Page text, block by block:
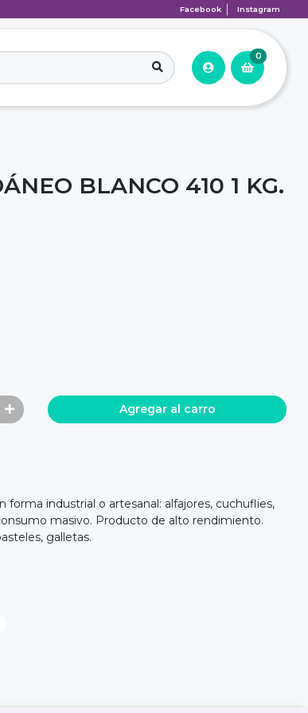
Facebook Instagram
0
BLANCO 410 1 KG.
Agregar al carro
forma industrial o artesanal: alfajores, cuchuflies,
masivo. Producto de alto rendimiento.
galletas.